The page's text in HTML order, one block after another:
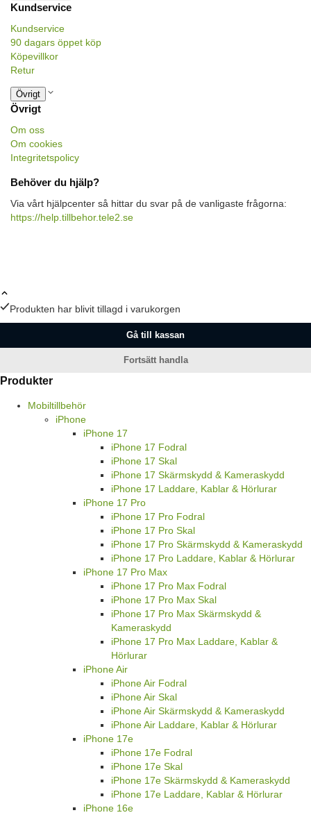
Kundservice
Kundservice
90 dagars öppet köp
Köpevillkor
Retur
Övrigt
Övrigt
Om oss
Om cookies
Integritetspolicy
Behöver du hjälp?
Via vårt hjälpcenter så hittar du svar på de vanligaste frågorna:
https://help.tillbehor.tele2.se
Produkten har blivit tillagd i varukorgen
Gå till kassan
Fortsätt handla
Produkter
Mobiltillbehör
iPhone
iPhone 17
iPhone 17 Fodral
iPhone 17 Skal
iPhone 17 Skärmskydd & Kameraskydd
iPhone 17 Laddare, Kablar & Hörlurar
iPhone 17 Pro
iPhone 17 Pro Fodral
iPhone 17 Pro Skal
iPhone 17 Pro Skärmskydd & Kameraskydd
iPhone 17 Pro Laddare, Kablar & Hörlurar
iPhone 17 Pro Max
iPhone 17 Pro Max Fodral
iPhone 17 Pro Max Skal
iPhone 17 Pro Max Skärmskydd &
Kameraskydd
iPhone 17 Pro Max Laddare, Kablar &
Hörlurar
iPhone Air
iPhone Air Fodral
iPhone Air Skal
iPhone Air Skärmskydd & Kameraskydd
iPhone Air Laddare, Kablar & Hörlurar
iPhone 17e
iPhone 17e Fodral
iPhone 17e Skal
iPhone 17e Skärmskydd & Kameraskydd
iPhone 17e Laddare, Kablar & Hörlurar
iPhone 16e